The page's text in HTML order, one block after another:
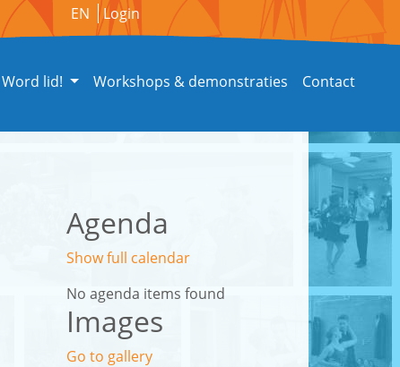
EN Login
Word lid! Workshops & demonstraties Contact
Agenda
Show full calendar
No agenda items found
Images
Go to gallery